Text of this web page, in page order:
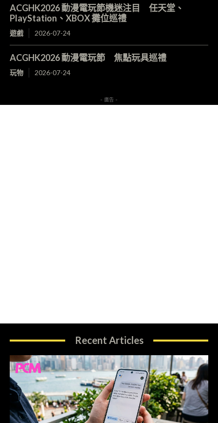
ACGHK2026 動漫電玩節機迷注目 任天堂、
PlayStation、XBOX 攤位巡禮
遊戲 2026-07-24
ACGHK2026 動漫電玩節 焦點玩具巡禮
玩物 2026-07-24
- 廣告 -
Recent Articles